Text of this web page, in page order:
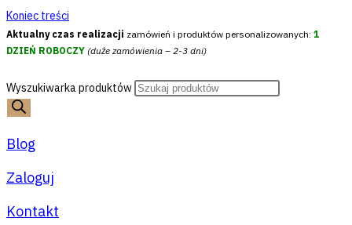
Koniec treści
Aktualny czas realizacji zamówień i produktów personalizowanych: 1
DZIEŃ ROBOCZY (duże zamówienia – 2-3 dni)
Wyszukiwarka produktów
Blog
Zaloguj
Kontakt